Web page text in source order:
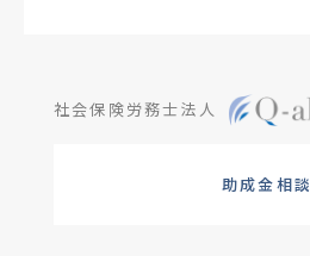
社会保険労務士法人
助成金相談